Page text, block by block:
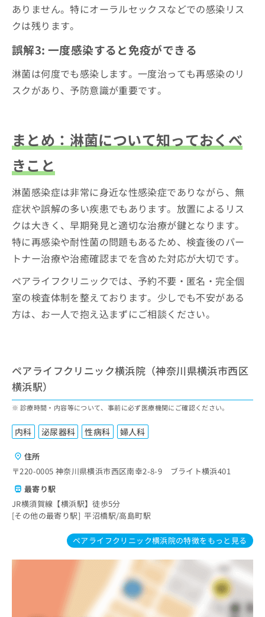
ありません。特にオーラルセックスなどでの感染リス
クは残ります。
誤解3: 一度感染すると免疫ができる
淋菌は何度でも感染します。一度治っても再感染のリ
スクがあり、予防意識が重要です。
まとめ：淋菌について知っておくべ
きこと
淋菌感染症は非常に身近な性感染症でありながら、無
症状や誤解の多い疾患でもあります。放置によるリス
クは大きく、早期発見と適切な治療が鍵となります。
特に再感染や耐性菌の問題もあるため、検査後のパー
トナー治療や治癒確認までを含めた対応が大切です。
ペアライフクリニックでは、予約不要・匿名・完全個
室の検査体制を整えております。少しでも不安がある
方は、お一人で抱え込まずにご相談ください。
ペアライフクリニック横浜院（神奈川県横浜市西区
横浜駅）
診療時間・内容等について、事前に必ず医療機関にご確認ください。
内科 泌尿器科 性病科 婦人科
住所
〒220-0005 神奈川県横浜市西区南幸2-8-9 ブライト横浜401
最寄り駅
JR横須賀線【横浜駅】徒歩5分
その他の最寄り駅
平沼橋駅 高島町駅
ペアライフクリニック横浜院の特徴をもっと見る